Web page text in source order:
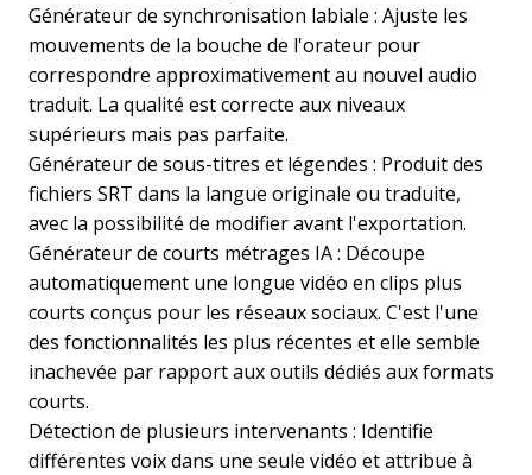
Générateur de synchronisation labiale : Ajuste les
mouvements de la bouche de l'orateur pour
correspondre approximativement au nouvel audio
traduit. La qualité est correcte aux niveaux
supérieurs mais pas parfaite.
Générateur de sous-titres et légendes : Produit des
fichiers SRT dans la langue originale ou traduite,
avec la possibilité de modifier avant l'exportation.
Générateur de courts métrages IA : Découpe
automatiquement une longue vidéo en clips plus
courts conçus pour les réseaux sociaux. C'est l'une
des fonctionnalités les plus récentes et elle semble
inachevée par rapport aux outils dédiés aux formats
courts.
Détection de plusieurs intervenants : Identifie
différentes voix dans une seule vidéo et attribue à